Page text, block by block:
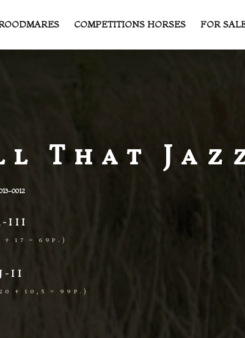
COMPETITIONS HORSES FOR
That
0012
III
+ 17 = 69p.)
II
+ 10,5 = 99p.)